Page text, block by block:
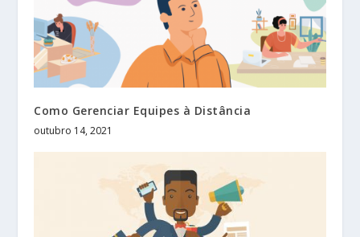
Como Gerenciar Equipes à Distância
outubro 14, 2021